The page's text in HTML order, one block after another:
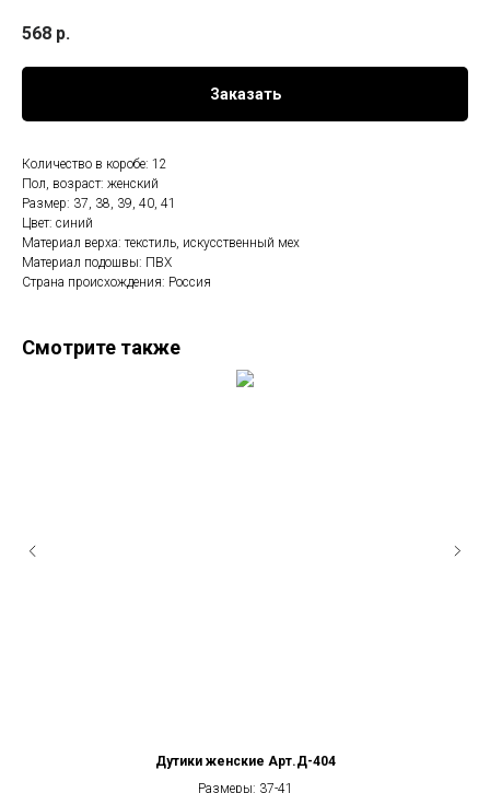
568 р.
Заказать
Количество в коробе: 12
Пол, возраст: женский
Размер: 37, 38, 39, 40, 41
Цвет: синий
Материал верха: текстиль, искусственный мех
Материал подошвы: ПВХ
Страна происхождения: Россия
Смотрите также
Дутики женские Арт.Д-404
Размеры: 37-41